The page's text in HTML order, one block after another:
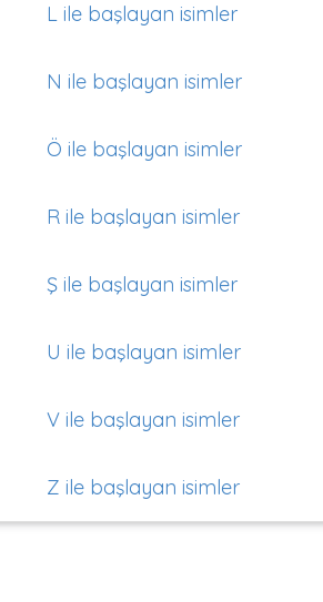
L ile başlayan isimler
N ile başlayan isimler
Ö ile başlayan isimler
R ile başlayan isimler
Ş ile başlayan isimler
U ile başlayan isimler
V ile başlayan isimler
Z ile başlayan isimler